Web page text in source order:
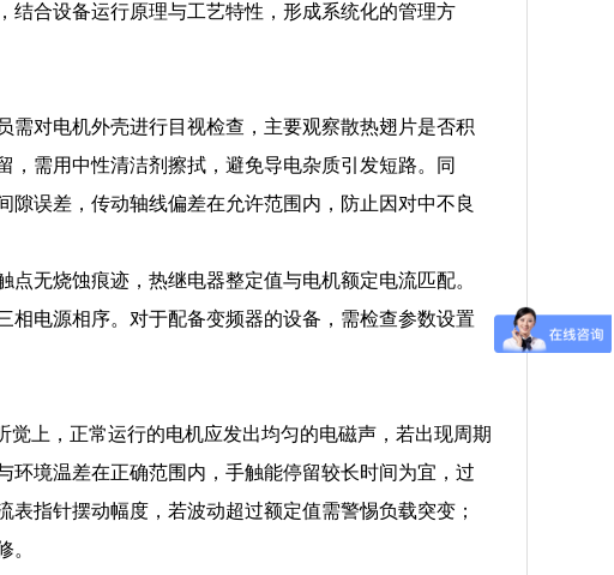
结合设备运行原理与工艺特性，形成系统化的管理方
需对电机外壳进行目视检查，主要观察散热翅片是否积
需用中性清洁剂擦拭，避免导电杂质引发短路。同
误差，传动轴线偏差在允许范围内，防止因对中不良
无烧蚀痕迹，热继电器整定值与电机额定电流匹配。
电源相序。对于配备变频器的设备，需检查参数设置
上，正常运行的电机应发出均匀的电磁声，若出现周期
境温差在正确范围内，手触能停留较长时间为宜，过
指针摆动幅度，若波动超过额定值需警惕负载突变；
。